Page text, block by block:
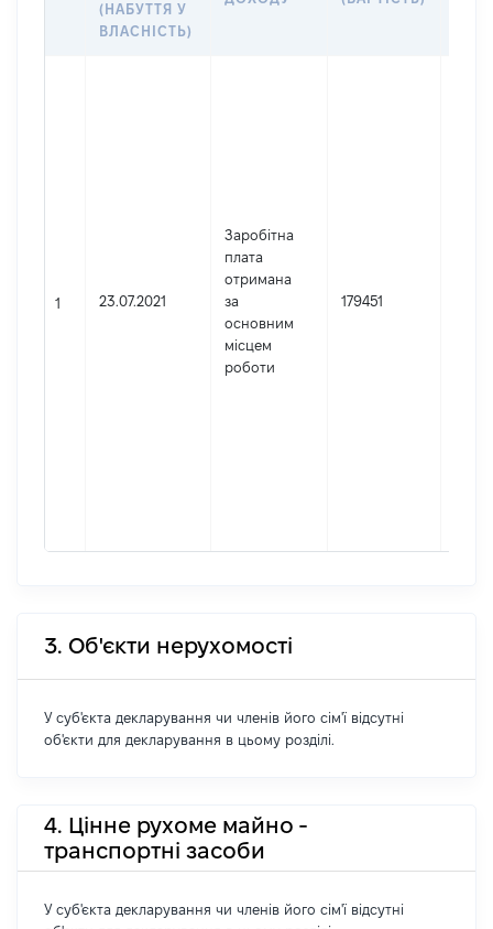
(НАБУТТЯ У
ВЛАСНІСТЬ)
1 23.07.2021
Заробітна
плата
отримана
за
основним
місцем
роботи
179451
3. Об'єкти нерухомості
У суб'єкта декларування чи членів його сім'ї відсутні
об'єкти для декларування в цьому розділі.
4. Цінне рухоме майно -
транспортні засоби
У суб'єкта декларування чи членів його сім'ї відсутні